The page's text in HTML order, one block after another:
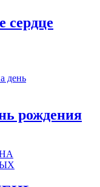
сердце
рождения